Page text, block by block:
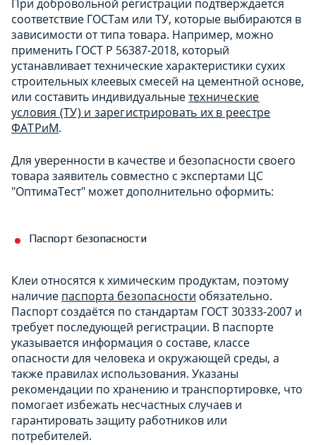
При добровольной регистрации подтверждается
соответствие ГОСТам или ТУ, которые выбираются в
зависимости от типа товара. Например, можно
применить ГОСТ Р 56387-2018, который
устанавливает технические характеристики сухих
строительных клеевых смесей на цементной основе,
или составить индивидуальныетехнические
условия (ТУ) и зарегистрировать их в реестре
ФАТРиМ.
Для уверенности в качестве и безопасности своего
товара заявитель совместно с экспертами ЦС
"ОптимаТест" может дополнительно оформить:
Паспорт безопасности
Клеи относятся к химическим продуктам, поэтому
наличие паспорта безопасности обязательно.
Паспорт создаётся по стандартам ГОСТ 30333-2007 и
требует последующей регистрации. В паспорте
указывается информация о составе, классе
опасности для человека и окружающей среды, а
также правилах использования. Указаны
рекомендации по хранению и транспортировке, что
помогает избежать несчастных случаев и
гарантировать защиту работников или
потребителей.